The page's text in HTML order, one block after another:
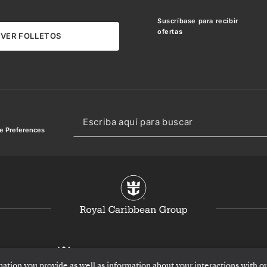
VER FOLLETOS
Suscríbase para recibir
ofertas
Preferences